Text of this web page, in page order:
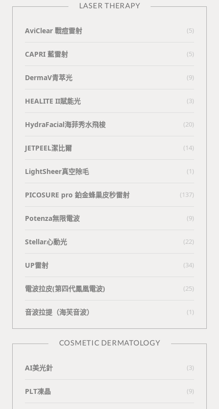
LASER THERAPY
AviClear 戰痘雷射 (5)
CAPRI 藍雷射 (5)
DermaV青萃光 (9)
HEALITE II賦能光 (3)
HydraFacial海菲秀水飛梭 (20)
JETPEEL潔比爾 (14)
LightSheer真空除毛 (1)
PICOSURE pro 鉑金蜂巢皮秒雷射 (137)
Potenza無限電波 (9)
Stellar心動光 (22)
UP雷射 (34)
電波拉皮(第四代鳳凰電波) (25)
⾳波拉提（海芙⾳波） (1)
COSMETIC DERMATOLOGY
AI美光針 (3)
PLT凍晶 (9)